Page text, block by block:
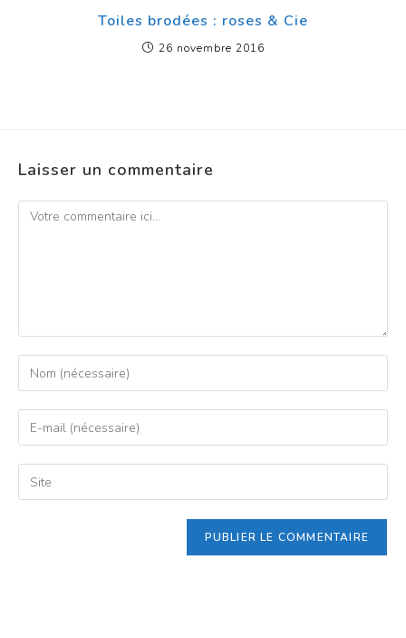
Toiles brodées : roses & Cie
26 novembre 2016
Laisser un commentaire